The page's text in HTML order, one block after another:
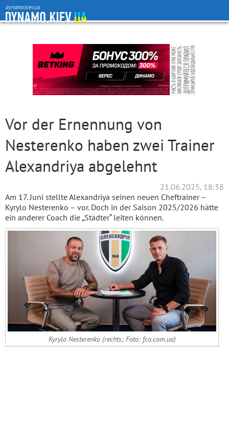
dynamo.kiev.ua
Vor der Ernennung von
Nesterenko haben zwei Trainer
Alexandriya abgelehnt
21.06.2025, 18:38
Am 17. Juni stellte Alexandriya seinen neuen Cheftrainer –
Kyrylo Nesterenko – vor. Doch in der Saison 2025/2026 hätte
ein anderer Coach die „Städter“ leiten können.
Kyrylo Nesterenko (rechts; Foto: fco.com.ua)